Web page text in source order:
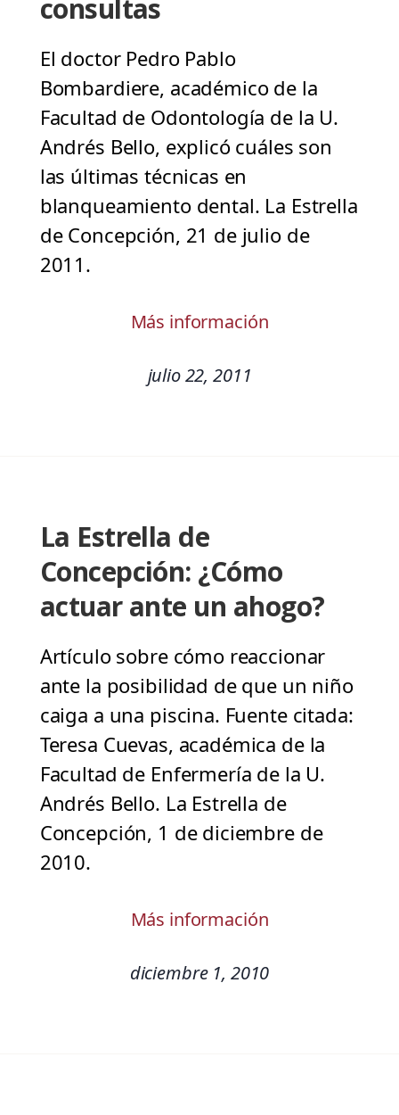
consultas
El doctor Pedro Pablo
Bombardiere, académico de la
Facultad de Odontología de la U.
Andrés Bello, explicó cuáles son
las últimas técnicas en
blanqueamiento dental. La Estrella
de Concepción, 21 de julio de
2011.
Más información
julio 22, 2011
La Estrella de
Concepción: ¿Cómo
actuar ante un ahogo?
Artículo sobre cómo reaccionar
ante la posibilidad de que un niño
caiga a una piscina. Fuente citada:
Teresa Cuevas, académica de la
Facultad de Enfermería de la U.
Andrés Bello. La Estrella de
Concepción, 1 de diciembre de
2010.
Más información
diciembre 1, 2010